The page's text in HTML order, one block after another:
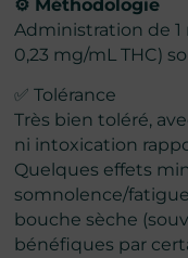
⚙️ Méthodologie
Administration de
0,23 mg/mL THC)
✅ Tolérance
Très bien toléré,
ni intoxication
Quelques effets
somnolence/
bouche sèche
bénéfiques par